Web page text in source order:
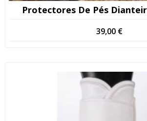
Protectores De Pés
39,00 €